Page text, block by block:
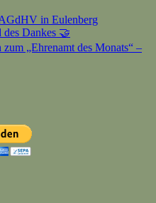
in Eulenberg
Dankes 🤝
„Ehrenamt des Monats“ –